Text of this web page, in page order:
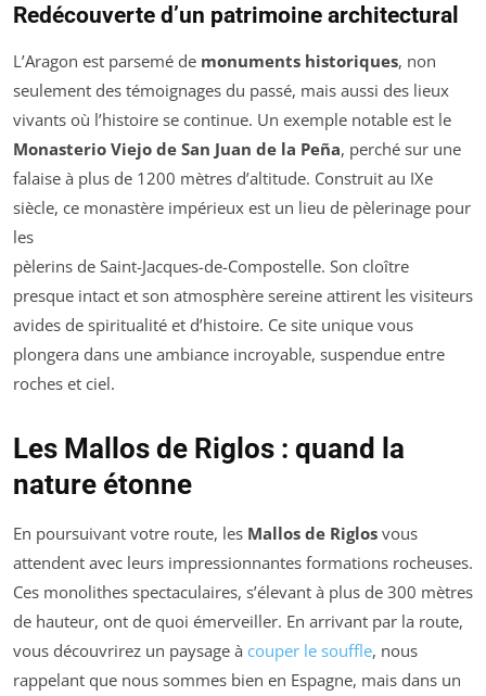
Redécouverte d’un patrimoine architectural
L’Aragon est parsemé de monuments historiques, non
seulement des témoignages du passé, mais aussi des lieux
vivants où l’histoire se continue. Un exemple notable est le
Monasterio Viejo de San Juan de la Peña, perché sur une
falaise à plus de 1200 mètres d’altitude. Construit au IXe
siècle, ce monastère impérieux est un lieu de pèlerinage pour
les
pèlerins de Saint-Jacques-de-Compostelle. Son cloître
presque intact et son atmosphère sereine attirent les visiteurs
avides de spiritualité et d’histoire. Ce site unique vous
plongera dans une ambiance incroyable, suspendue entre
roches et ciel.
Les Mallos de Riglos : quand la
nature étonne
En poursuivant votre route, les Mallos de Riglos vous
attendent avec leurs impressionnantes formations rocheuses.
Ces monolithes spectaculaires, s’élevant à plus de 300 mètres
de hauteur, ont de quoi émerveiller. En arrivant par la route,
vous découvrirez un paysage à couper le souffle, nous
rappelant que nous sommes bien en Espagne, mais dans un